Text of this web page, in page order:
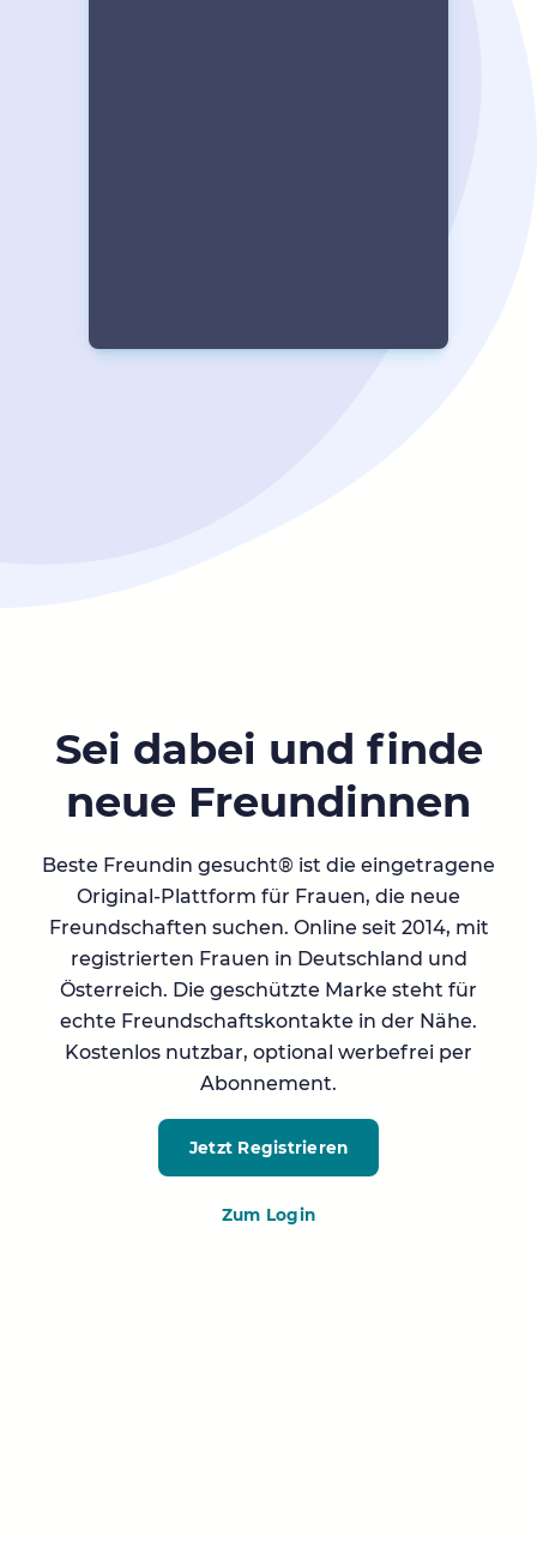
Sei dabei und finde
neue Freundinnen
Beste Freundin gesucht® ist die eingetragene
Original-Plattform für Frauen, die neue
Freundschaften suchen. Online seit 2014, mit
registrierten Frauen in Deutschland und
Österreich. Die geschützte Marke steht für
echte Freundschaftskontakte in der Nähe.
Kostenlos nutzbar, optional werbefrei per
Abonnement.
Jetzt Registrieren
Zum Login